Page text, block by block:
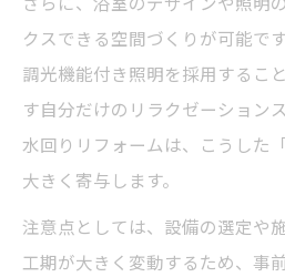
装のポイント
水回りリフォームで
ションの失敗例
クスできる空間づくりが可能で
調光機能付き照明を採用するこ
す自分だけのリラクゼーション
水回りリフォームは、こうした
大きく寄与します。
注意点としては、設備の選定や
工期が大きく変動するため、事